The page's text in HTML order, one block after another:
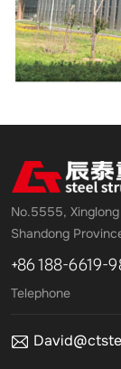
No.5555,
Shandong
+86 188-6619-
Telephone